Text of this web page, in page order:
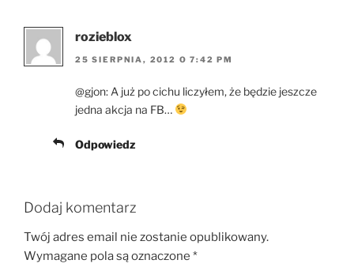
rozieblox
25 SIERPNIA, 2012 O 7:42 PM
@gjon: A już po cichu liczyłem, że będzie jeszcze
jedna akcja na FB…
Odpowiedz
Dodaj komentarz
Twój adres email nie zostanie opublikowany.
Wymagane pola są oznaczone *